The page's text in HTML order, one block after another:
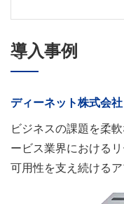
導入事例
ディーネット株式会社
ビジネスの課題を柔
ービス業界における
可用性を支え続ける